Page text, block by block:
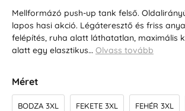
Mellformázó push-up tank felső.
lapos hasi akció. Légáteresztő és friss
felépítés, ruha alatt láthatatlan, maximális
alatt egy elasztikus… Olvass tovább
Méret
BODZA 3XL FEKETE 3XL FEHÉR 3XL